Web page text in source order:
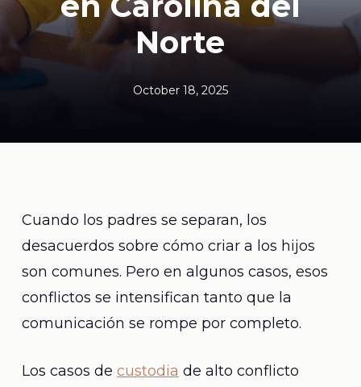
Norte
October 18, 2025
Cuando los padres se separan, los
desacuerdos sobre cómo criar a los hijos
son comunes. Pero en algunos casos, esos
conflictos se intensifican tanto que la
comunicación se rompe por completo.
Los casos de custodia de alto conflicto